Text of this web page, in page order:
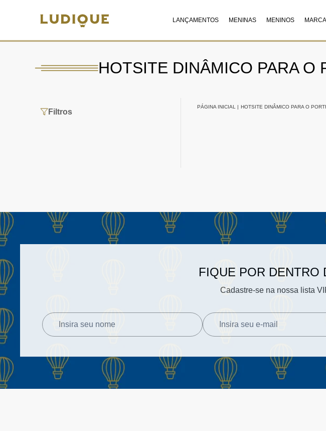
LANÇAMENTOS MENINAS MENINOS
HOTSITE DINÂMICO PARA O
Filtros
PÁGINA INICIAL | HOTSITE DINÂMICO PARA O
FIQUE POR DENTRO
Cadastre-se na nossa lista